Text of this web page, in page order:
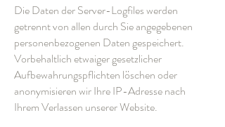
Die Daten der Server-Logfiles werden
getrennt von allen durch Sie angegebenen
personenbezogenen Daten gespeichert.
Vorbehaltlich etwaiger gesetzlicher
Aufbewahrungspflichten löschen oder
anonymisieren wir Ihre IP-Adresse nach
Ihrem Verlassen unserer Website.